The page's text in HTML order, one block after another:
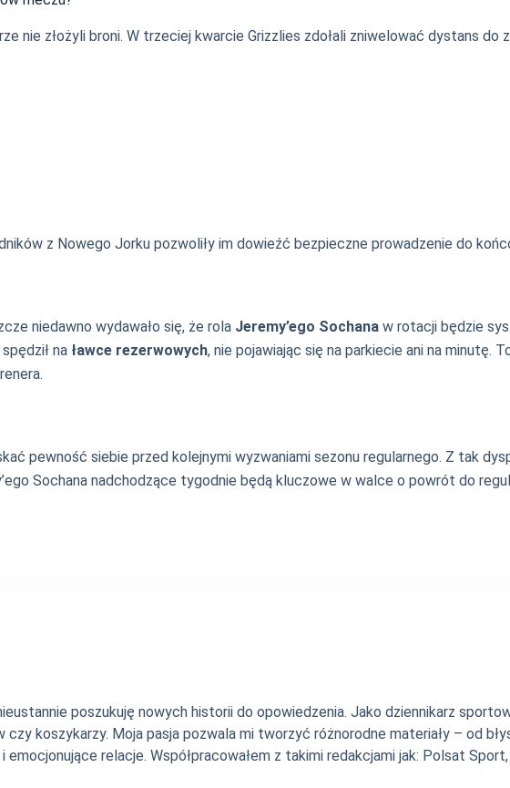
nie złożyli broni. W trzeciej kwarcie Grizzlies zdołali zniwelować dystans do
z Nowego Jorku pozwoliły im dowieźć bezpieczne prowadzenie do
niedawno wydawało się, że rola Jeremy’ego Sochana w rotacji będzie
na ławce rezerwowych, nie pojawiając się na parkiecie ani na minutę.
pewność siebie przed kolejnymi wyzwaniami sezonu regularnego. Z tak
Sochana nadchodzące tygodnie będą kluczowe w walce o powrót do
poszukuję nowych historii do opowiedzenia. Jako dziennikarz
czy koszykarzy. Moja pasja pozwala mi tworzyć różnorodne materiały – od
relacje. Współpracowałem z takimi redakcjami jak: Polsat